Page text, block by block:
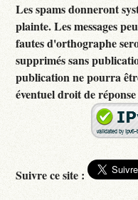
Les spams donneront
plainte. Les messages
fautes d'orthographe
supprimés sans
publication ne pourra
éventuel droit de
Suivre ce site :